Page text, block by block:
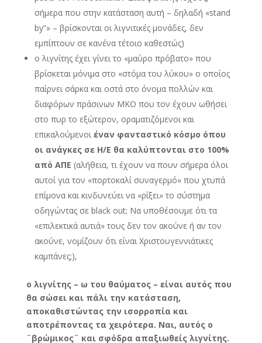
σήμερα που στην κατάσταση αυτή – δηλαδή «stand
by”» – βρίσκονται οι λιγνιτικές μονάδες, δεν
εμπίπτουν σε κανένα τέτοιο καθεστώς)
ο λιγνίτης έχει γίνει το «μαύρο πρόβατο» που
βρίσκεται μόνιμα στο «στόμα του λύκου» ο οποίος
παίρνει σάρκα και οστά στο όνομα πολλών και
διαφόρων πράσινων ΜΚΟ που τον έχουν ωθήσει
στο πυρ το εξώτερον, οραματιζόμενοι και
επικαλούμενοιέναν φανταστικό κόσμο όπου
οι ανάγκες σε Η/Ε θα καλύπτονται στο 100%
από ΑΠΕ (αλήθεια, τι έχουν να πουν σήμερα όλοι
αυτοί για τον «πορτοκαλί συναγερμό» που χτυπά
επίμονα και κινδυνεύει να «ρίξει» το σύστημα
οδηγώντας σε black out; Να υποθέσουμε ότι τα
«επιλεκτικά αυτιά» τους δεν τον ακούνε ή αν τον
ακούνε, νομίζουν ότι είναι Χριστουγεννιάτικες
καμπάνες;),
ο λιγνίτης – ω του θαύματος – είναι αυτός που
θα σώσει και πάλι την κατάσταση,
αποκαθιστώντας την ισορροπία και
αποτρέποντας τα χειρότερα. Ναι, αυτός ο
¨βρώμικος¨ και σφόδρα απαξιωθείς λιγνίτης.